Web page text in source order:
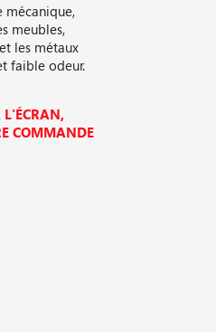
mécanique,
meubles,
les métaux
faible odeur.
L'ÉCRAN,
COMMANDE